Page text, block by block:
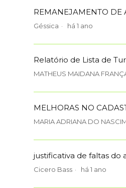
REMANEJAMENTO DE
Géssica há 1 ano
Relatório de Lista de
MATHEUS MAIDANA
MELHORAS NO
MARIA ADRIANA DO
justificativa de faltas do
Cicero Bass há 1 ano